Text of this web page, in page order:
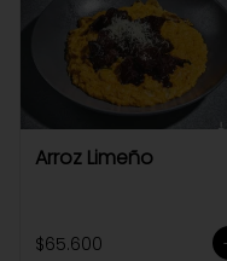
Arroz Limeño
$65.600